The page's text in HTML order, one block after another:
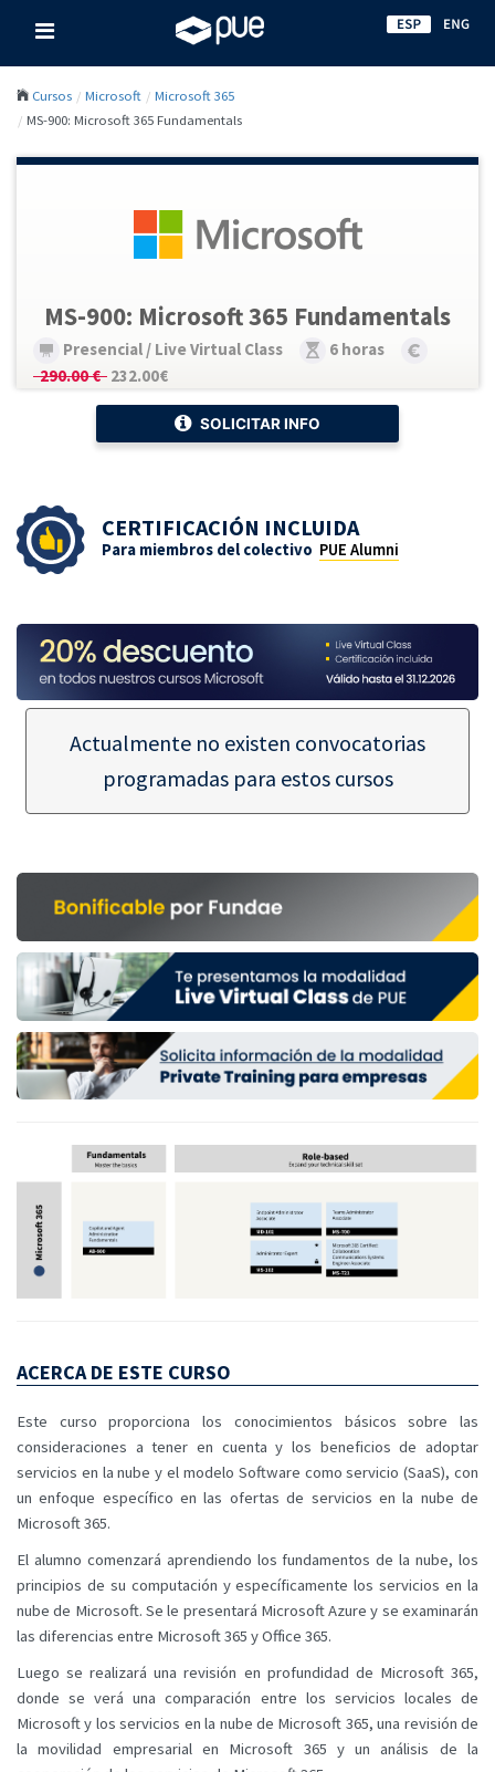
Cursos Microsoft
Microsoft 365
MS-900: Microsoft 365 Fundamentals
MS-900: Microsoft 365 Fundamentals
Presencial / Live Virtual Class
6 horas
290.00 € 232.00€
SOLICITAR INFO
CERTIFICACIÓN INCLUIDA
Para miembros del colectivo PUE Alumni
Actualmente no existen convocatorias
programadas para estos cursos
ACERCA DE ESTE CURSO
Este curso proporciona los conocimientos básicos sobre las
consideraciones a tener en cuenta y los beneficios de adoptar
servicios en la nube y el modelo Software como servicio (SaaS), con
un enfoque específico en las ofertas de servicios en la nube de
Microsoft 365.
El alumno comenzará aprendiendo los fundamentos de la nube, los
principios de su computación y específicamente los servicios en la
nube de Microsoft. Se le presentará Microsoft Azure y se examinarán
las diferencias entre Microsoft 365 y Office 365.
Luego se realizará una revisión en profundidad de Microsoft 365,
donde se verá una comparación entre los servicios locales de
Microsoft y los servicios en la nube de Microsoft 365, una revisión de
la movilidad empresarial en Microsoft 365 y un análisis de la